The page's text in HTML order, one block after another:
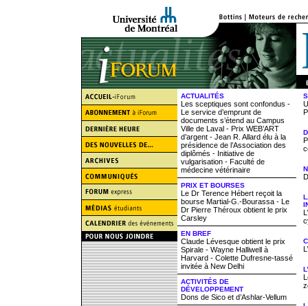
ACTUALITÉS
Les sceptiques sont confondus -
Le service d’emprunt de
documents s’étend au Campus
Ville de Laval - Prix WEB’ART
d’argent - Jean R. Allard élu à la
présidence de l’Association des
diplômés - Initiative de
vulgarisation - Faculté de
médecine vétérinaire
PRIX ET BOURSES
Le Dr Terence Hébert reçoit la
bourse Martial-G.-Bourassa - Le
Dr Pierre Théroux obtient le prix
Carsley
EN BREF
Claude Lévesque obtient le prix
Spirale - Wayne Halliwell à
Harvard - Colette Dufresne-tassé
invitée à New Delhi
ACTIVITÉS DE
DÉVELOPPEMENT
Dons de Sico et d’Ashlar-Vellum